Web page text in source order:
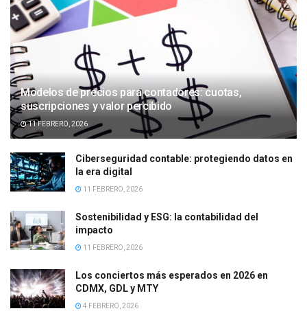
Modelos de precios para contadores: cuotas,
suscripciones y valor percibido
11 FEBRERO, 2026
Ciberseguridad contable: protegiendo datos en
la era digital
11 FEBRERO, 2026
Sostenibilidad y ESG: la contabilidad del
impacto
11 FEBRERO, 2026
Los conciertos más esperados en 2026 en
CDMX, GDL y MTY
4 FEBRERO, 2026